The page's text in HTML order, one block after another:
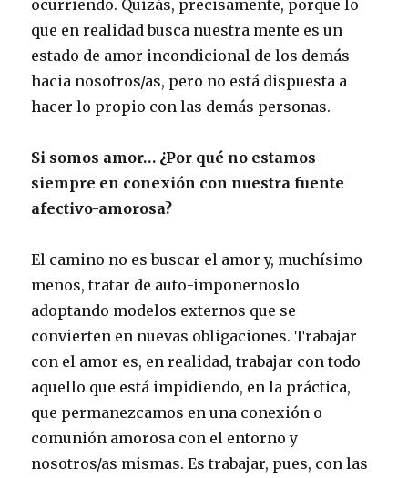
ocurriendo. Quizás, precisamente, porque lo
que en realidad busca nuestra mente es un
estado de amor incondicional de los demás
hacia nosotros/as, pero no está dispuesta a
hacer lo propio con las demás personas.
Si somos amor… ¿Por qué no estamos
siempre en conexión con nuestra fuente
afectivo-amorosa?
El camino no es buscar el amor y, muchísimo
menos, tratar de auto-imponernoslo
adoptando modelos externos que se
convierten en nuevas obligaciones. Trabajar
con el amor es, en realidad, trabajar con todo
aquello que está impidiendo, en la práctica,
que permanezcamos en una conexión o
comunión amorosa con el entorno y
nosotros/as mismas. Es trabajar, pues, con las